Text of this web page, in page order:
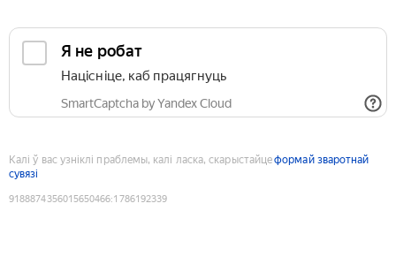
Я не робат
Націсніце, каб працягнуць
SmartCaptcha by Yandex Cloud
Калі ў вас узніклі праблемы, калі ласка, скарыстайцеформай зваротнай
сувязі
9188874356015650466:1786192339